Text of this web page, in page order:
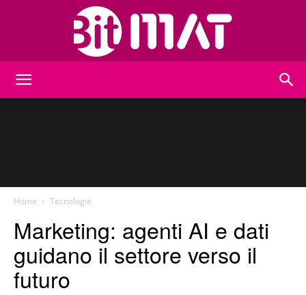
Home Tecnologie
Marketing: agenti AI e dati
guidano il settore verso il
futuro